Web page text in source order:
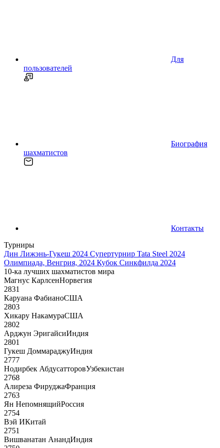
Для
пользователей
Биография
шахматистов
Контакты
Турниры
Дин Лижэнь-Гукеш 2024 Супертурнир Tata Steel 2024
Олимпиада, Венгрия, 2024 Кубок Синкфилда 2024
10-ка лучших шахматистов мира
Магнус КарлсенНорвегия
2831
Каруана ФабианоСША
2803
Хикару НакамураСША
2802
Арджун ЭригайсиИндия
2801
Гукеш ДоммараджуИндия
2777
Нодирбек АбдусатторовУзбекистан
2768
Алиреза ФируджаФранция
2763
Ян НепомнящийРоссия
2754
Вэй ИКитай
2751
Вишванатан АнандИндия